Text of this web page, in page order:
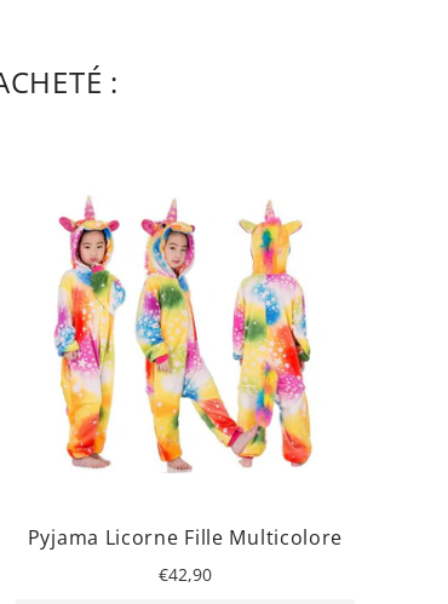
:
Pyjama Licorne Fille Multicolore
Prix
€42,90